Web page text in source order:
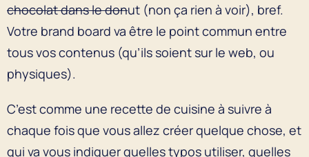
chocolat dans le donut (non ça rien à voir), bref.
Votre brand board va être le point commun entre
tous vos contenus (qu’ils soient sur le web, ou
physiques).
C’est comme une recette de cuisine à suivre à
chaque fois que vous allez créer quelque chose, et
qui va vous indiquer quelles typos utiliser, quelles